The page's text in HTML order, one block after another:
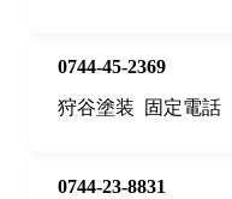
0744-45-2369
狩谷塗装
固定電話
0744-23-8831